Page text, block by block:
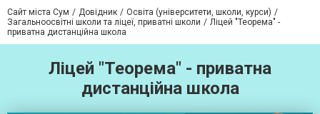
Сайт міста Сум Довідник
Освіта (університети, школи, курси)
Загальноосвітні школи та ліцеї, приватні школи
Ліцей "Теорема" -
приватна дистанційна школа
Ліцей "Теорема" - приватна
дистанційна школа